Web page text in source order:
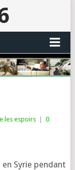
les espoirs
0
Syrie pen­dant